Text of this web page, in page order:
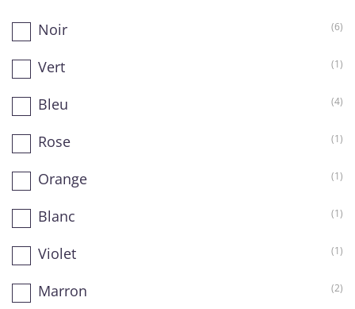
Noir (6)
Vert (1)
Bleu (4)
Rose (1)
Orange (1)
Blanc (1)
Violet (1)
Marron (2)